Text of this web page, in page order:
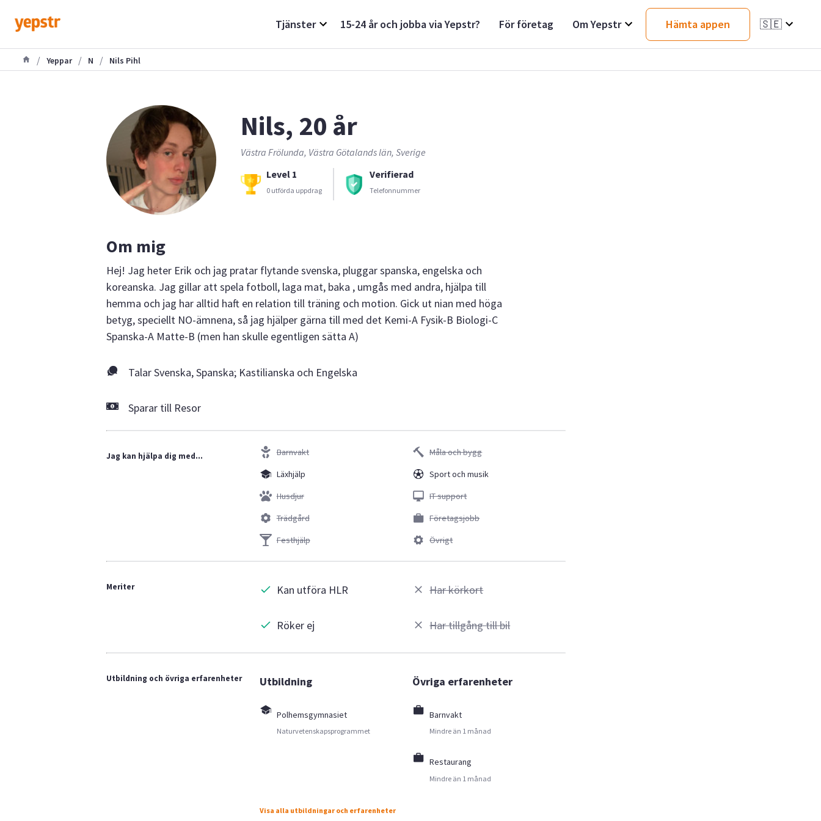
Tjänster 15-24 år och jobba via Yepstr? För företag Om Yepstr Hämta appen 🇸🇪
/ Yeppar / N / Nils Pihl
Nils, 20 år
Västra Frölunda, Västra Götalands län, Sverige
Level 1
0 utförda uppdrag
Verifierad
Telefonnummer
Om mig
Hej! Jag heter Erik och jag pratar flytande svenska, pluggar spanska, engelska och
koreanska. Jag gillar att spela fotboll, laga mat, baka , umgås med andra, hjälpa till
hemma och jag har alltid haft en relation till träning och motion. Gick ut nian med höga
betyg, speciellt NO-ämnena, så jag hjälper gärna till med det Kemi-A Fysik-B Biologi-C
Spanska-A Matte-B (men han skulle egentligen sätta A)
Talar Svenska, Spanska; Kastilianska och Engelska
Sparar till Resor
Jag kan hjälpa dig med...
Barnvakt
Läxhjälp
Husdjur
Trädgård
Festhjälp
Måla och bygg
Sport och musik
IT support
Företagsjobb
Övrigt
Meriter Kan utföra HLR
Röker ej
Har körkort
Har tillgång till bil
Utbildning och övriga erfarenheter Utbildning
Polhemsgymnasiet
Naturvetenskapsprogrammet
Övriga erfarenheter
Barnvakt
Mindre än 1 månad
Restaurang
Mindre än 1 månad
Visa alla utbildningar och erfarenheter